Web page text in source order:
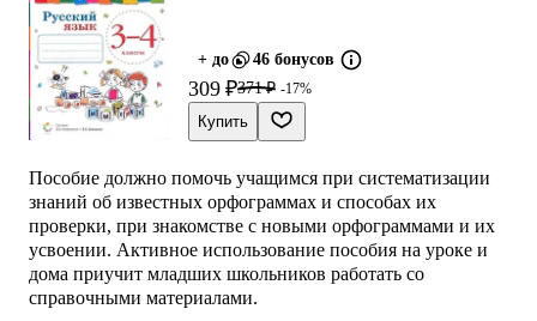
+ до 46 бонусов
309 ₽371 ₽ -17%
Купить
Пособие должно помочь учащимся при систематизации
знаний об известных орфограммах и способах их
проверки, при знакомстве с новыми орфограммами и их
усвоении. Активное использование пособия на уроке и
дома приучит младших школьников работать со
справочными материалами.